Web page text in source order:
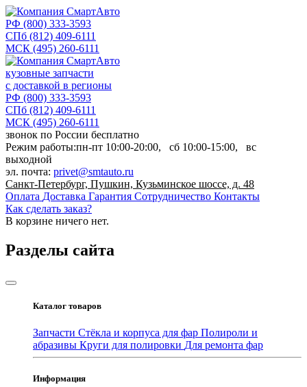
РФ (800) 333-3593
СПб (812) 409-6111
МСК (495) 260-6111
кузовные запчасти
с доставкой в регионы
РФ (800) 333-3593
СПб (812) 409-6111
МСК (495) 260-6111
звонок по России бесплатно
Режим работы:пн-пт 10:00-20:00, сб 10:00-15:00, вс
выходной
эл. почта: privet@smtauto.ru
Санкт-Петербург, Пушкин, Кузьминское шоссе, д. 48
Оплата Доставка Гарантия Сотрудничество Контакты
Как сделать заказ?
В корзине ничего нет.
Разделы сайта
Каталог товаров
Запчасти Стёкла и корпуса для фар Полироли и
абразивы Круги для полировки Для ремонта фар
Информация